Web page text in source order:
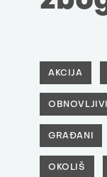
AKCIJA
GRAĐANI
OKOLIŠ